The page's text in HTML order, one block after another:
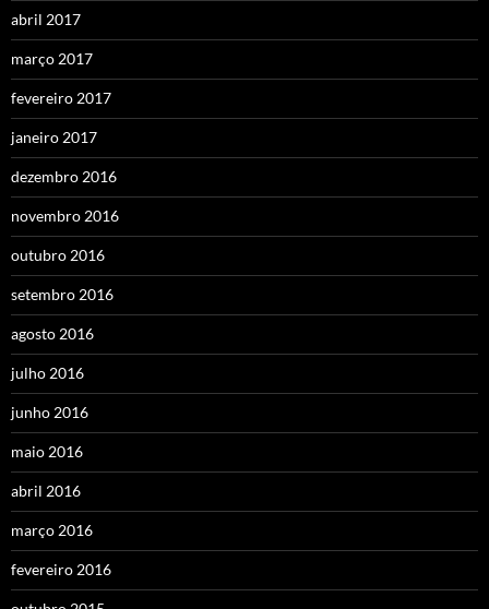
abril 2017
março 2017
fevereiro 2017
janeiro 2017
dezembro 2016
novembro 2016
outubro 2016
setembro 2016
agosto 2016
julho 2016
junho 2016
maio 2016
abril 2016
março 2016
fevereiro 2016